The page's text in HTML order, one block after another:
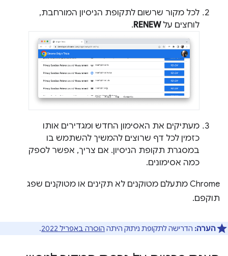
לכל מקור שרשום לתקופת הניסיון המורחבת,
לוחצים עלRENEW
.
מעתיקים את האסימון החדש ומגדירים אותו
כזמין לכל דף שרוצים להמשיך להשתמש בו
במסגרת תקופת הניסיון. אם צריך, אפשר לספק
כמה אסימונים.
Chrome מתעלם מטוקנים לא תקינים או מטוקנים שפג
תוקפם.
הערה: הדרישה לתקופת ניתוק היתה הוסרה באפריל 2022 .